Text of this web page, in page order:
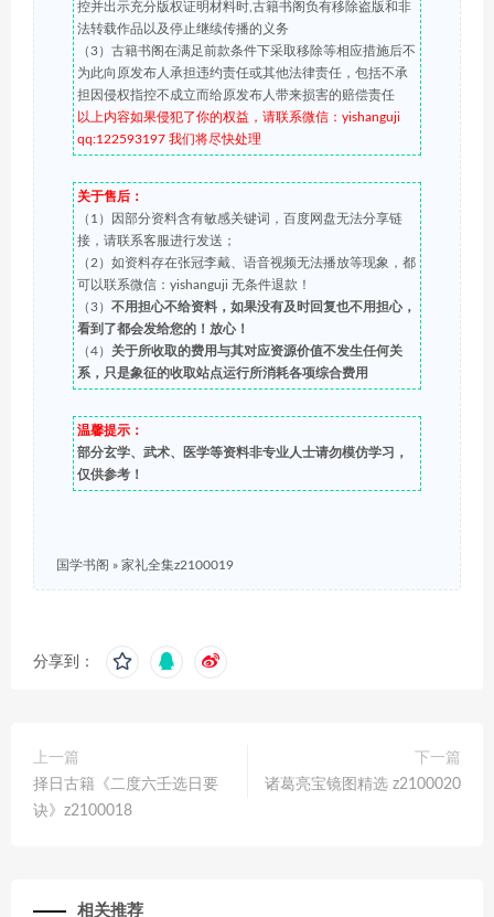
控并出示充分版权证明材料时,古籍书阁负有移除盗版和非
法转载作品以及停止继续传播的义务
（3）古籍书阁在满足前款条件下采取移除等相应措施后不
为此向原发布人承担违约责任或其他法律责任，包括不承
担因侵权指控不成立而给原发布人带来损害的赔偿责任
以上内容如果侵犯了你的权益，请联系微信：yishanguji
qq:122593197 我们将尽快处理
关于售后：
（1）因部分资料含有敏感关键词，百度网盘无法分享链
接，请联系客服进行发送；
（2）如资料存在张冠李戴、语音视频无法播放等现象，都
可以联系微信：yishanguji 无条件退款！
（3） 不用担心不给资料，如果没有及时回复也不用担心，
看到了都会发给您的！放心！
（4） 关于所收取的费用与其对应资源价值不发生任何关
系，只是象征的收取站点运行所消耗各项综合费用
温馨提示：
部分玄学、武术、医学等资料非专业人士请勿模仿学习，
仅供参考！
国学书阁 » 家礼全集z2100019
分享到：
上一篇
择日古籍《二度六壬选日要
诀》z2100018
下一篇
诸葛亮宝镜图精选 z2100020
相关推荐